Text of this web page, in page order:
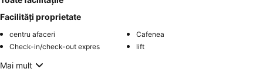
Facilități proprietate
centru afaceri
Cafenea
Check-in/check-out expres
lift
Mai mult